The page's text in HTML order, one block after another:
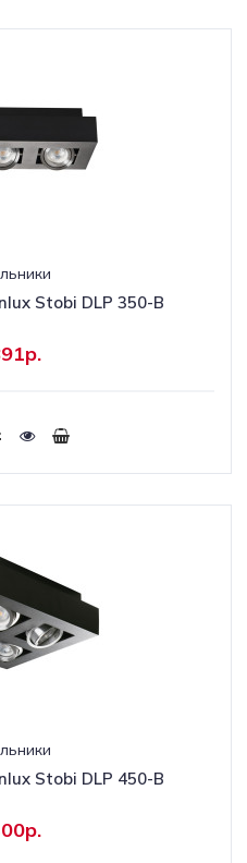
Stobi DLP 350-B
Stobi DLP 450-B